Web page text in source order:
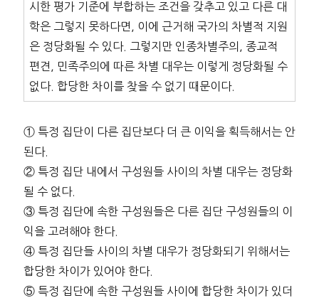
시한 평가 기준에 부합하는 조건을 갖추고 있고 다른 대
학은 그렇지 못하다면, 이에 근거해 국가의 차별적 지원
은 정당화될 수 있다. 그렇지만 인종차별주의, 종교적
편견, 민족주의에 따른 차별 대우는 이렇게 정당화될 수
없다. 합당한 차이를 찾을 수 없기 때문이다.
① 특정 집단이 다른 집단보다 더 큰 이익을 획득해서는 안
된다.
② 특정 집단 내에서 구성원들 사이의 차별 대우는 정당화
될 수 없다.
③ 특정 집단에 속한 구성원들은 다른 집단 구성원들의 이
익을 고려해야 한다.
④ 특정 집단들 사이의 차별 대우가 정당화되기 위해서는
합당한 차이가 있어야 한다.
⑤ 특정 집단에 속한 구성원들 사이에 합당한 차이가 있더